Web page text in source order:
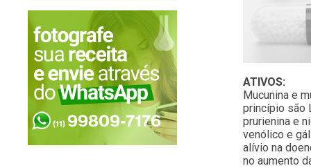
ATIVOS:
Mucunina e
princípio são
prurienina e
venólico e
alívio na
no aumento